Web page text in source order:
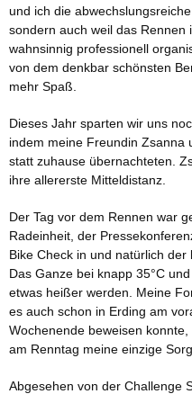
und ich die
sondern auch weil das Rennen
wahnsinnig professionell
von dem denkbar schönsten
mehr Spaß.
Dieses Jahr sparten wir uns
indem meine Freundin Zsanna
statt zuhause übernachteten.
ihre allererste Mitteldistanz.
Der Tag vor dem Rennen war
Radeinheit, der
Bike Check in und natürlich
Das Ganze bei knapp 35°C
etwas heißer werden. Meine
es auch schon in Erding am
Wochenende beweisen
am Renntag meine einzige
Abgesehen von der Challenge